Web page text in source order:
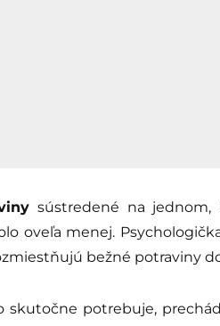
sústredené na
oveľa menej.
bežné potraviny
skutočne potrebuje,